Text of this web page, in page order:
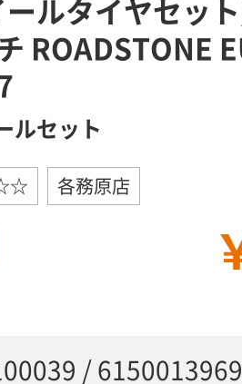
ールタイヤセッ
ROADSTONE
ルセット
各務原店
/